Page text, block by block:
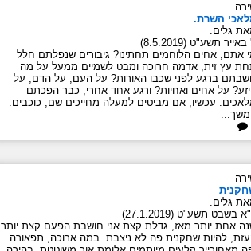
השרת.
גלים.
תשע"ט (8.5.2019)
אתם, אחים הלוחמים תחתינו? גיבורים שנפלתם חלל
עץ זית, אדמה חרוכה ומבט לשמיים ממעל על מה
ברגע לפני שכבו האורות? על העם, על הדם, על
על אחים ואחיות? ורגע אחד אחרי, כבר הפכתם
עכשיו, אם מביטים למעלה מחייכים שם, כוכבים.
גלים.
בשבט תשע"ט (27.1.2019)
אחת יותר מאז, גדלת קצת אני חושבת הפעם קצת יותר
להיות שחקנית פה לא ניצבת. במה ארוכה, תפאורה